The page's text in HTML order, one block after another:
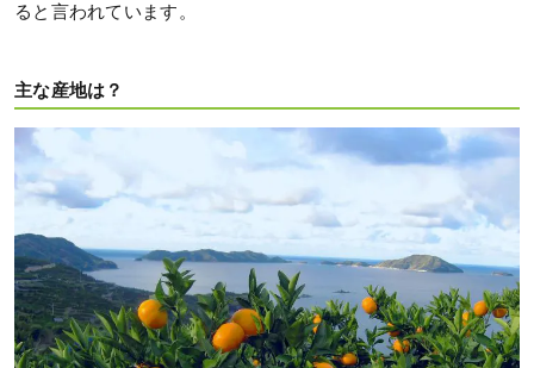
ると言われています。
主な産地は？